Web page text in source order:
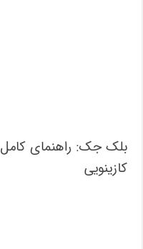
بلک جک: راهنمای
کازینویی